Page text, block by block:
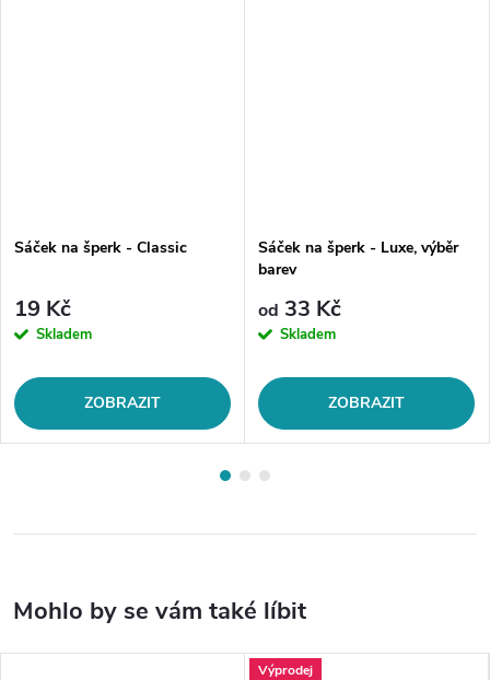
Sáček na šperk - Classic
19 Kč
Skladem
ZOBRAZIT
Sáček na šperk - Luxe, výběr
barev
od 33 Kč
Skladem
ZOBRAZIT
Výprodej